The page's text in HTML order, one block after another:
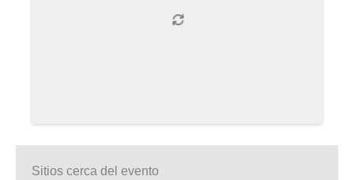
Sitios cerca del evento